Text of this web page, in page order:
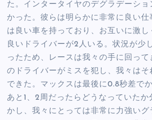
た。インタータイヤのデグラデーショ
かった。彼らは明らかに非常に良い仕
は良い車を持っており、お互いに激し
良いドライバーが2人いる。状況が少
ったため、レースは我々の手に回っ
のドライバーがミスを犯し、我々はそ
できた。マックスは最後に0.8秒差で
あと1、2周だったらどうなっていたか
かし、我々にとっては非常に力強いグ